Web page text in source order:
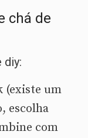
chá de
diy:
(existe um
escolha
com